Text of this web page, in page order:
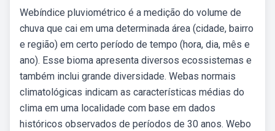
Webíndice pluviométrico é a medição do volume de
chuva que cai em uma determinada área (cidade, bairro
e região) em certo período de tempo (hora, dia, mês e
ano). Esse bioma apresenta diversos ecossistemas e
também inclui grande diversidade. Webas normais
climatológicas indicam as características médias do
clima em uma localidade com base em dados
históricos observados de períodos de 30 anos. Webo